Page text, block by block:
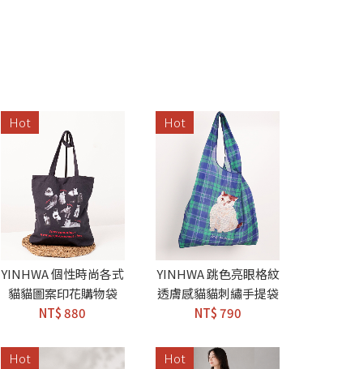
Hot
YINHWA 個性時尚各式
貓貓圖案印花購物袋
NT$ 880
Hot
YINHWA 跳色亮眼格紋
透膚感貓貓刺繡手提袋
NT$ 790
Hot Hot